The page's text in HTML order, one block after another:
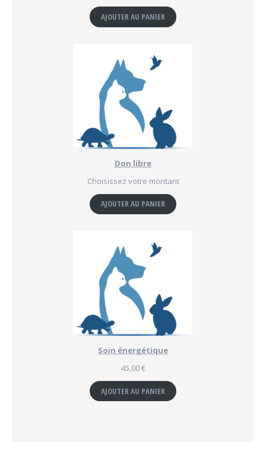
AJOUTER AU PANIER
Don libre
Choisissez votre montant
AJOUTER AU PANIER
Soin énergétique
45,00€
AJOUTER AU PANIER